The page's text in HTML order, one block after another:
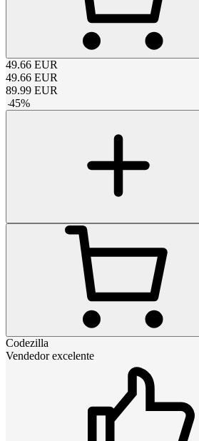
49.66 EUR
49.66 EUR
89.99 EUR
-45%
Codezilla
Vendedor excelente